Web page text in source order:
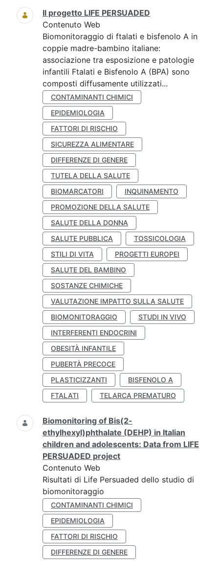
Il progetto LIFE PERSUADED
Contenuto Web
Biomonitoraggio di ftalati e bisfenolo A in
coppie madre-bambino italiane:
associazione tra esposizione e patologie
infantili Ftalati e Bisfenolo A (BPA) sono
composti diffusamente utilizzati...
CONTAMINANTI CHIMICI
EPIDEMIOLOGIA
FATTORI DI RISCHIO
SICUREZZA ALIMENTARE
DIFFERENZE DI GENERE
TUTELA DELLA SALUTE
BIOMARCATORI
INQUINAMENTO
PROMOZIONE DELLA SALUTE
SALUTE DELLA DONNA
SALUTE PUBBLICA
TOSSICOLOGIA
STILI DI VITA
PROGETTI EUROPEI
SALUTE DEL BAMBINO
SOSTANZE CHIMICHE
VALUTAZIONE IMPATTO SULLA SALUTE
BIOMONITORAGGIO
STUDI IN VIVO
INTERFERENTI ENDOCRINI
OBESITÀ INFANTILE
PUBERTÀ PRECOCE
PLASTICIZZANTI
BISFENOLO A
FTALATI
TELARCA PREMATURO
Biomonitoring of Bis(2-
ethylhexyl)phthalate (DEHP) in Italian
children and adolescents: Data from LIFE
PERSUADED project
Contenuto Web
Risultati di Life Persuaded dello studio di
biomonitoraggio
CONTAMINANTI CHIMICI
EPIDEMIOLOGIA
FATTORI DI RISCHIO
DIFFERENZE DI GENERE